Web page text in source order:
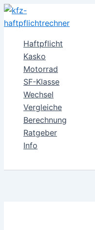
Zum
Inhalt
Haftpflicht
Kasko
Motorrad
SF-Klasse
Wechsel
Vergleiche
Berechnung
Ratgeber
Info